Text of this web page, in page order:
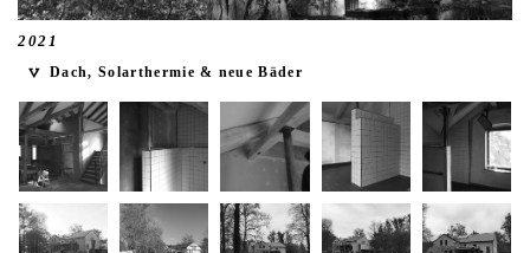
2021
Dach, Solarthermie & neue Bäder